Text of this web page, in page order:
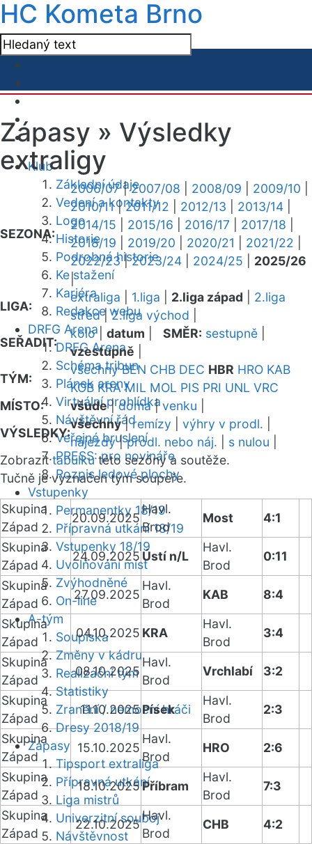
HC Kometa Brno
Klub
Základní údaje
Vedení a kontakty
Logo
Historie
Podrobná historie
Ke stažení
Kariéra
Redakce webu
DRFG Arena
DRFG Arena
Schéma tribun
Plánek areny
Virtuální prohlídka
Návštěvní řád
Veřejné bruslení
PRESS: pro novináře
Rozpis ledové plochy
Vstupenky
Permanentky 18/19
Přípravná utkání 18/19
Vstupenky 18/19
Uvolňování míst
Zvýhodněné
On-line
A-tým
Soupiska
Změny v kádru
Realizační tým
Statistiky
Zranění / nemocní hráči
Dresy 2018/19
Zápasy
Tipsport extraliga
Přípravná utkání
Liga mistrů
Univerzitní souboj
Návštěvnost
Zápasy » Výsledky
extraligy
SEZONA:
2006/07|2007/08 2008/09 2009/10
2010/11|2011/12 2012/13 2013/14
2014/15
2015/16 2016/17 2017/18
2018/19
2019/20 2020/21 2021/22
2022/23|2023/24 2024/25
2025/26
|
LIGA:
extraliga 1.liga 2.liga západ
2.liga
střed|2.liga východ
SEŘADIT:
kolo| datum SMĚR: sestupně
vzestupně
TÝM:
všechny BEN CHB DEC HBR HRO KAB
KOB KRA MIL MOL PIS PRI UNL VRC
MÍSTO:
všude|doma|venku
VÝSLEDKY:
všechny|remízy výhry v prodl.
nájezdy|prodl. nebo náj. s nulou
Zobrazittabulkutéto sezóny a soutěže.
Tučně je vyznačen tým soupeře.
Skupina
Západ
20.09.2025
Havl.
Brod
Most
4:1
Skupina
Západ
24.09.2025 Ústí n/L
Havl.
Brod
0:11
Skupina
Západ
27.09.2025
Havl.
Brod
KAB
8:4
Skupina
Západ
04.10.2025 KRA
Havl.
Brod
3:4
Skupina
Západ
08.10.2025
Havl.
Brod
Vrchlabí
3:2
Skupina
Západ
11.10.2025Písek
Havl.
Brod
2:3
Skupina
Západ
15.10.2025
Havl.
Brod
HRO
2:6
Skupina
Západ
18.10.2025Příbram
Havl.
Brod
7:3
Skupina
Západ
22.10.2025
Havl.
Brod
CHB
4:2